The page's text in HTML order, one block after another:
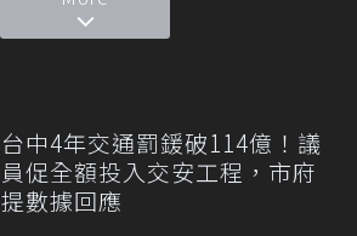
台中4年交通罰鍰破114億！議
員促全額投入交安工程，市府
提數據回應